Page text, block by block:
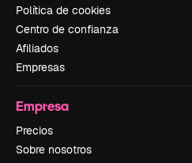
Política de cookies
Centro de confianza
Afiliados
Empresas
Empresa
Precios
Sobre nosotros